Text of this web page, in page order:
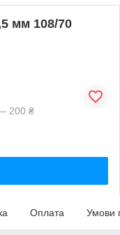
мм 108/70
200 ₴
Оплата Умови